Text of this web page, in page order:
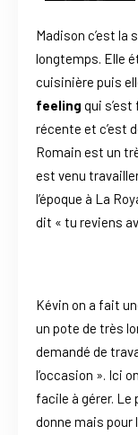
Madison c’est la
longtemps. Elle
cuisinière puis
feeling qui s’est
récente et c’est
Romain est un
est venu
l’époque à La
dit « tu reviens
Kévin on a fait
un pote de très
demandé de
l’occasion ». Ici
facile à gérer. Le
donne mais pour